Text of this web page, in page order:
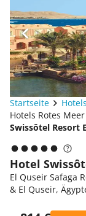
Startseite Hotels
Hotels Rotes Meer
Swissôtel Resort
Hotel
El Quseir Safaga
& El Quseir,